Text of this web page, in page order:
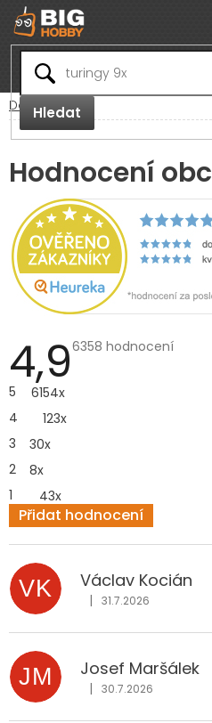
Přejít
na
obsah
Hledat
Domů
Hodnocení
4,9Průměrné
6358 hodnocení
5
6154x
4
123x
3
30x
2
8x
1
43x
Přidat hodnocení
p
i
s
h
o
d
n
VK Václav Kocián
Hodnocení obchodu
| 31.7.2026
JM Josef Maršálek
Hodnocení obchodu
| 30.7.2026